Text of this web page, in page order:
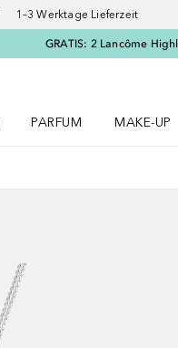
1–3 Werktage Lieferzeit
GRATIS: 2 Lancôme
PARFUM
MAKE-UP